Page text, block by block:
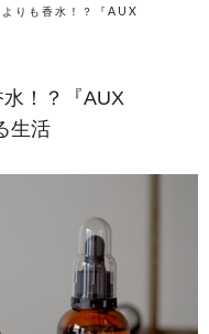
りも香水！？『AUX
！？『AUX
生活